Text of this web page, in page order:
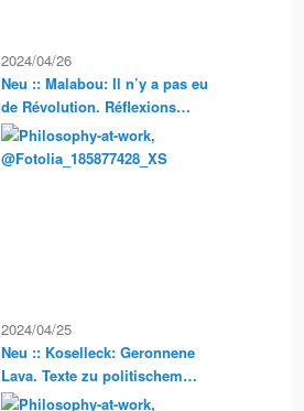
2024/04/26
Neu :: Malabou: Il n’y a pas eu
de Révolution. Réflexions
anarchistes sur la propriété et
la condition servile en France
2024/04/25
Neu :: Koselleck: Geronnene
Lava. Texte zu politischem
Totenkult und Erinnerung